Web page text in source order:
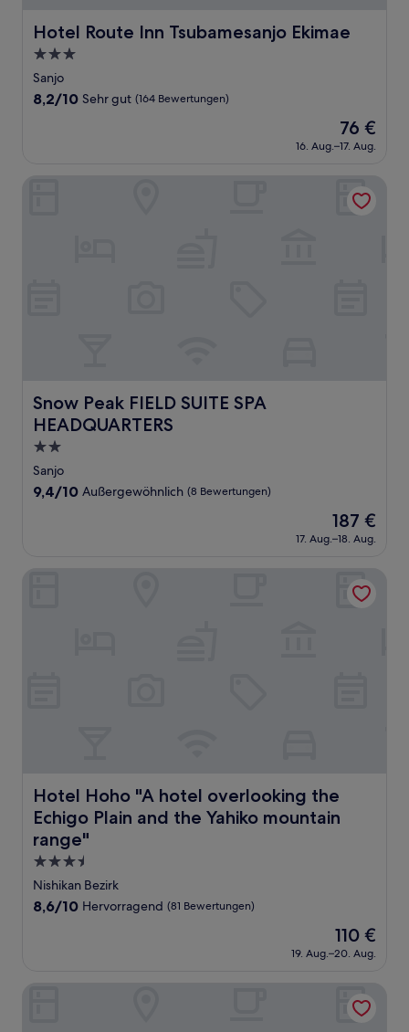
Hotel Route Inn Tsubamesanjo Ekimae
Hotel Route Inn Tsubamesanjo Ekimae
3.0-
Sterne-
Unterkunft
Sanjo
8.2
(164
8,2/10 Sehr gut (164 Bewertungen)
Der
Preis
beträgt
76 €
16. Aug.–17. Aug.
Snow Peak FIELD SUITE SPA
HEADQUARTERS
Snow Peak FIELD SUITE SPA HEADQUARTERS
2.0-
Sterne-
Unterkunft
Sanjo
9.4
Bewertungen)
9,4/10 Außergewöhnlich (8 Bewertungen)
Der
Preis
beträgt
187 €
17. Aug.–18. Aug.
Hotel Hoho "A hotel overlooking the
Echigo Plain and the Yahiko mountain
range"
Hotel Hoho "A hotel overlooking the Echigo Plain and
3.5-
Sterne-
Unterkunft
Nishikan Bezirk
8.6
Bewertungen)
8,6/10 Hervorragend (81 Bewertungen)
Der
Preis
beträgt
110 €
19. Aug.–20. Aug.
Hotel Hoho "A hotel overlooking the Echigo Plain and the